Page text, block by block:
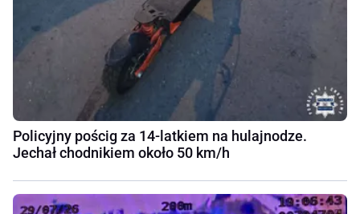
Policyjny pościg za 14-latkiem na hulajnodze.
Jechał chodnikiem około 50 km/h